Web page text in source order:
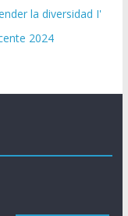
la diversidad I'
2024